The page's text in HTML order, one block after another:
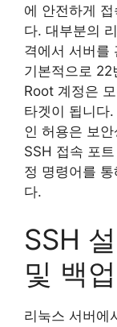
에 안전하게
다. 대부분의
격에서 서버를
기본적으로 22
Root 계정은
타겟이 됩니다
인 허용은 보
SSH 접속 포
정 명령어를
다.
SSH
및 백
리눅스 서버에